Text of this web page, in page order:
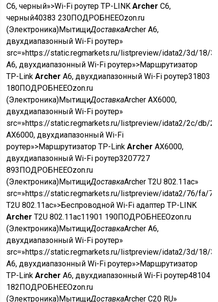
C6, черный»>Wi-Fi роутер TP-LINKArcher C6,
черный40383 230ПОДРОБНЕЕOzon.ru
(Электроника)МытищиДоставкаArcher A6,
двухдиапазонный Wi-Fi роутер»
src=»https://static.regmarkets.ru/listpreview/idata2/3d/18/
A6, двухдиапазонный Wi-Fi роутер»>Маршрутизатор
TP-LinkArcher A6, двухдиапазонный Wi-Fi роутер31803
180ПОДРОБНЕЕOzon.ru
(Электроника)МытищиДоставкаArcher AX6000,
двухдиапазонный Wi-Fi роутер»
src=»https://static.regmarkets.ru/listpreview/idata2/2c/db/
AX6000, двухдиапазонный Wi-Fi
роутер»>Маршрутизатор TP-LinkArcher AX6000,
двухдиапазонный Wi-Fi роутер3207727
893ПОДРОБНЕЕOzon.ru
(Электроника)МытищиДоставкаArcher T2U 802.11ac»
src=»https://static.regmarkets.ru/listpreview/idata2/76/fa/
T2U 802.11ac»>Беспроводной Wi-Fi адаптер TP-LINK
Archer T2U 802.11ac11901 190ПОДРОБНЕЕOzon.ru
(Электроника)МытищиДоставкаArcher A6,
двухдиапазонный Wi-Fi роутер»
src=»https://static.regmarkets.ru/listpreview/idata2/3d/18/
A6, двухдиапазонный Wi-Fi роутер»>Маршрутизатор
TP-LinkArcher A6, двухдиапазонный Wi-Fi роутер48104
182ПОДРОБНЕЕOzon.ru
(Электроника)МытищиДоставкаArcher C20 RU»